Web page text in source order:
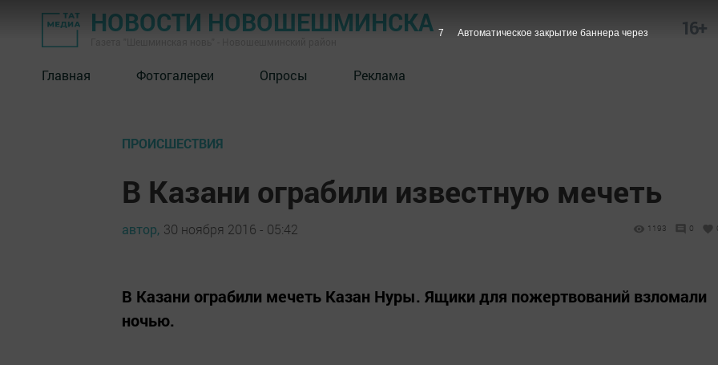
НОВОСТИ НОВОШЕШМИНСКА 16+
Главная Фотогалереи Опросы Реклама
ПРОИСШЕСТВИЯ
В Казани ограбили известную мечеть
автор, 30 ноября 2016 - 05:42 1193 0
В Казани ограбили мечеть Казан Нуры. Ящики для пожертвований взломали
ночью.
6 Автоматическое закрытие баннера через